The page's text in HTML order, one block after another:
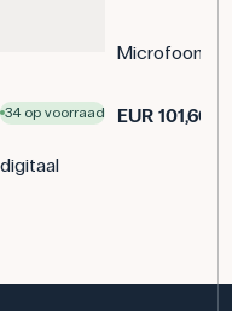
34 op voorraad EUR 101,60